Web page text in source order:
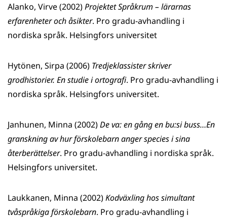
Alanko, Virve (2002)Projektet Språkrum – lärarnas
erfarenheter och åsikter. Pro gradu-avhandling i
nordiska språk. Helsingfors universitet
Hytönen, Sirpa (2006) Tredjeklassister skriver
grodhistorier. En studie i ortografi. Pro gradu-avhandling i
nordiska språk. Helsingfors universitet.
Janhunen, Minna (2002)De va: en gång en bu:si buss…En
granskning av hur förskolebarn anger species i sina
återberättelser. Pro gradu-avhandling i nordiska språk.
Helsingfors universitet.
Laukkanen, Minna (2002)Kodväxling hos simultant
tvåspråkiga förskolebarn. Pro gradu-avhandling i